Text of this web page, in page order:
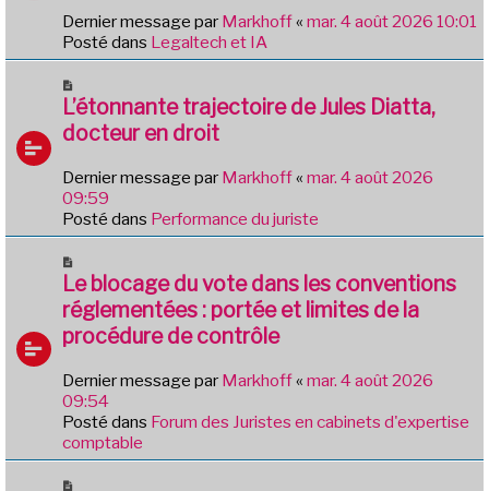
a
u
s
s
g
e
Dernier message par Markhoff« mar. 4 août 2026 10:01
Posté dans Legaltech et IA
o
u
v
a
u
m
s
a
g
L’étonnante trajectoire de Jules Diatta,
docteur en droit
Dernier message par Markhoff« mar. 4 août 2026
09:59
Posté dans Performance du juriste
o
u
v
e
u
m
e
s
s
Le blocage du vote dans les conventions
réglementées : portée et limites de la
procédure de contrôle
Dernier message par Markhoff« mar. 4 août 2026
09:54
Posté dans Forum des Juristes en cabinets d'expertise
comptable